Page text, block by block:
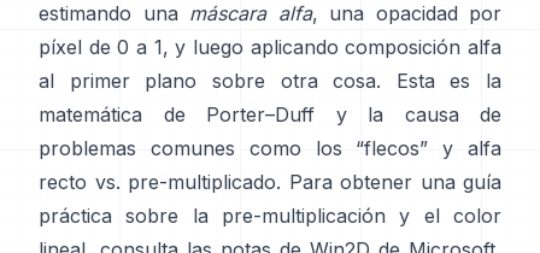
estimando una máscara alfa, una opacidad por
píxel de 0 a 1, y luego aplicando composición alfa
al primer plano sobre otra cosa. Esta es la
matemática de Porter–Duff y la causa de
problemas comunes como los “flecos” y
alfa
recto vs. pre-multiplicado. Para obtener una guía
práctica sobre la pre-multiplicación y el color